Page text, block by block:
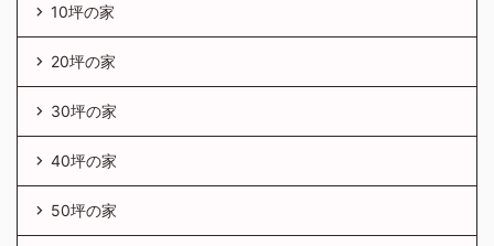
10坪の家
20坪の家
30坪の家
40坪の家
50坪の家